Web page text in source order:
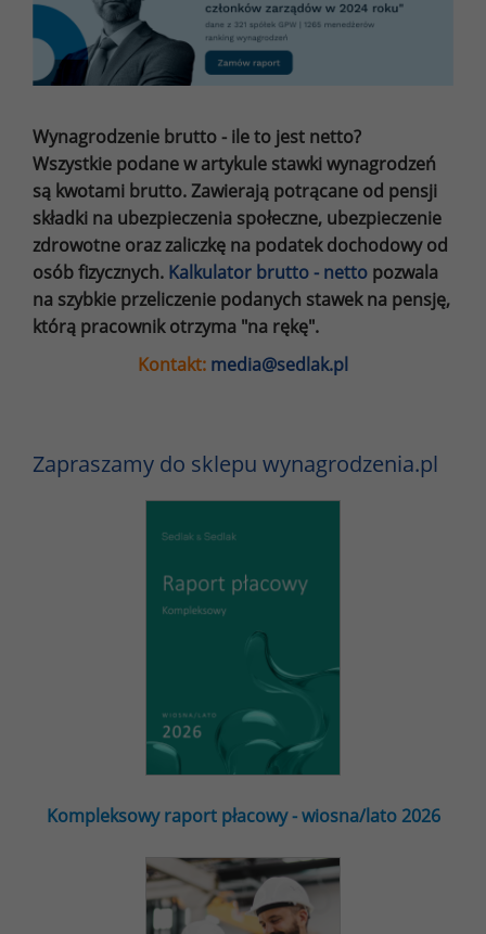
Wynagrodzenie brutto - ile to jest netto?
Wszystkie podane w artykule stawki wynagrodzeń
są kwotami brutto. Zawierają potrącane od pensji
składki na ubezpieczenia społeczne, ubezpieczenie
zdrowotne oraz zaliczkę na podatek dochodowy od
osób fizycznych. Kalkulator brutto - netto pozwala
na szybkie przeliczenie podanych stawek na pensję,
którą pracownik otrzyma "na rękę".
Kontakt: media@sedlak.pl
Zapraszamy do sklepu wynagrodzenia.pl
Kompleksowy raport płacowy - wiosna/lato 2026